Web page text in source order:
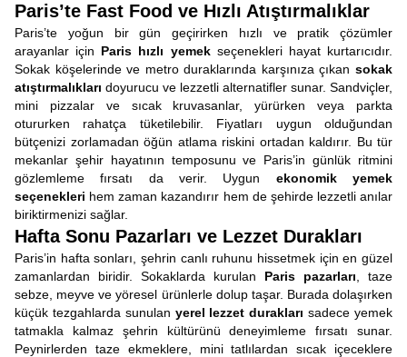
Paris’te Fast Food ve Hızlı Atıştırmalıklar
Paris’te yoğun bir gün geçirirken hızlı ve pratik çözümler
arayanlar için Paris hızlı yemekseçenekleri hayat kurtarıcıdır.
Sokak köşelerinde ve metro duraklarında karşınıza çıkan sokak
atıştırmalıkları doyurucu ve lezzetli alternatifler sunar. Sandviçler,
mini pizzalar ve sıcak kruvasanlar, yürürken veya parkta
otururken rahatça tüketilebilir. Fiyatları uygun olduğundan
bütçenizi zorlamadan öğün atlama riskini ortadan kaldırır. Bu tür
mekanlar şehir hayatının temposunu ve Paris’in günlük ritmini
gözlemleme fırsatı da verir. Uygun ekonomik yemek
seçenekleri hem zaman kazandırır hem de şehirde lezzetli anılar
biriktirmenizi sağlar.
Hafta Sonu Pazarları ve Lezzet Durakları
Paris’in hafta sonları, şehrin canlı ruhunu hissetmek için en güzel
zamanlardan biridir. Sokaklarda kurulan Paris pazarları , taze
sebze, meyve ve yöresel ürünlerle dolup taşar. Burada dolaşırken
küçük tezgahlarda sunulan yerel lezzet durakları sadece yemek
tatmakla kalmaz şehrin kültürünü deneyimleme fırsatı sunar.
Peynirlerden taze ekmeklere, mini tatlılardan sıcak içeceklere